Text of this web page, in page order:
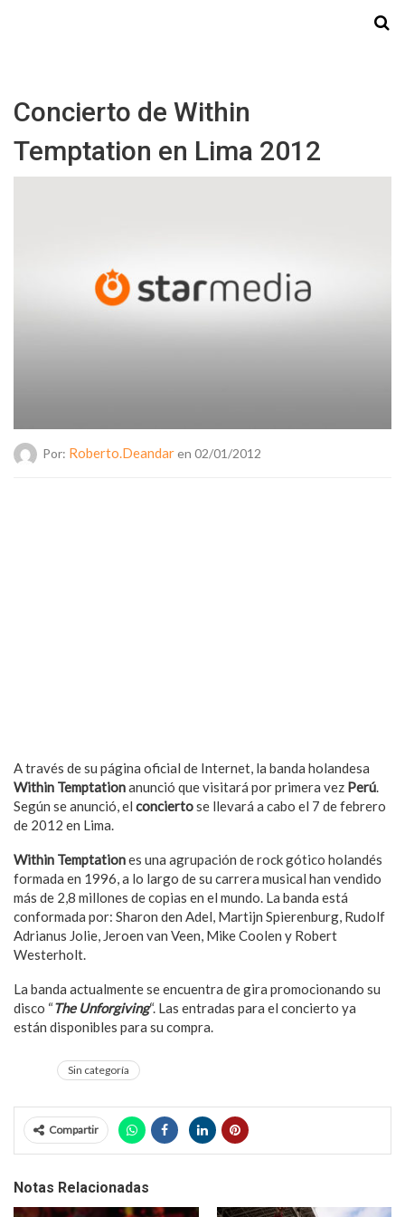
Concierto de Within
Temptation en Lima 2012
Por: Roberto.deandaren 02/01/2012
A través de su página oficial de Internet, la banda holandesa
Within Temptationanunció que visitará por primera vez Perú.
Según se anunció, el conciertose llevará a cabo el 7 de febrero
de 2012 en Lima.
Within Temptationes una agrupación de rock gótico holandés
formada en 1996, a lo largo de su carrera musical han vendido
más de 2,8 millones de copias en el mundo. La banda está
conformada por: Sharon den Adel, Martijn Spierenburg, Rudolf
Adrianus Jolie, Jeroen van Veen, Mike Coolen y Robert
Westerholt.
La banda actualmente se encuentra de gira promocionando su
disco “The Unforgiving“. Las entradas para el concierto ya
están disponibles para su compra.
Sin categoría
Compartir
Notas Relacionadas